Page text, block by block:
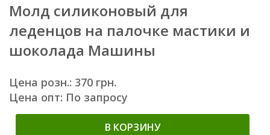
Молд силиконовый для
леденцов на палочке мастики и
шоколада Машины
Цена розн.: 370 грн.
Цена опт: По запросу
В КОРЗИНУ